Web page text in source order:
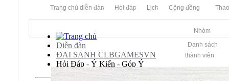
Trang chủ diễn đàn Hỏi đáp Lịch Cộng đồng
Nhóm
Danh sách
thành viên
Diễn đàn
ĐẠI SẢNH CLBGAMESVN
Hỏi Đáp - Ý Kiến - Góp Ý